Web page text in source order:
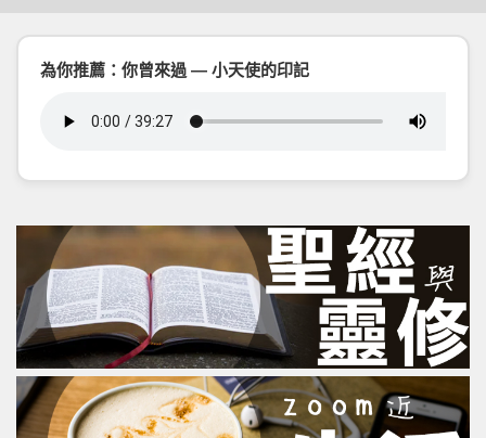
為你推薦：你曾來過 — 小天使的印記